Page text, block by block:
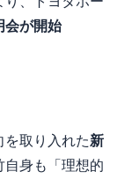
会が開始
を取り入れた新
自身も「理想的